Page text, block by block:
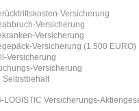
Versicherung
Versicherung
Versicherung
Versicherung (1.500 EURO)
Versicherung
Versicherung
Selbstbehalt
LOGISTIC Versicherungs-